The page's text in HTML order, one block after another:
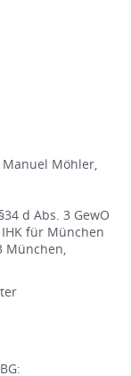
Manuel Möhler,
d Abs. 3 GewO
für München
München,